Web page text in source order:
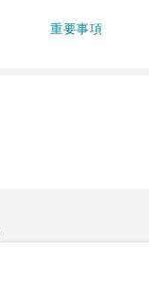
重要事項